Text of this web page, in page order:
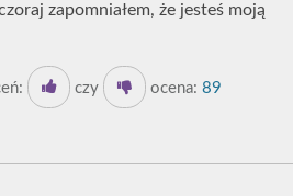
zapomniałem, że jesteś moją
czy ocena: 89